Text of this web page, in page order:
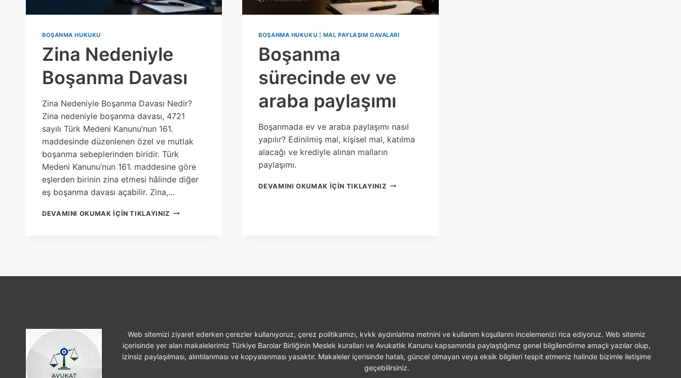
BOŞANMA HUKUKU
Zina Nedeniyle
Boşanma Davası
Zina Nedeniyle Boşanma Davası Nedir?
Zina nedeniyle boşanma davası, 4721
sayılı Türk Medeni Kanunu’nun 161.
maddesinde düzenlenen özel ve mutlak
boşanma sebeplerinden biridir. Türk
Medeni Kanunu’nun 161. maddesine göre
eşlerden birinin zina etmesi hâlinde diğer
eş boşanma davası açabilir. Zina,…
DEVAMINI OKUMAK IÇIN TIKLAYINIZ ZINA
BOŞANMA HUKUKU MAL PAYLAŞIM DAVALARI
Boşanma
sürecinde ev ve
araba paylaşımı
Boşanmada ev ve araba paylaşımı nasıl
yapılır? Edinilmiş mal, kişisel mal, katılma
alacağı ve krediyle alınan malların
paylaşımı.
DEVAMINI OKUMAK IÇIN TIKLAYINIZ BOŞANMA
Web sitemizi ziyaret ederken çerezler kullanıyoruz, çerez politikamızı, kvkk aydınlatma metnini ve kullanım koşullarını incelemenizi rica ediyoruz. Web sitemiz
içerisinde yer alan makalelerimiz Türkiye Barolar Birliğinin Meslek kuralları ve Avukatlık Kanunu kapsamında paylaştığımız genel bilgilendirme amaçlı yazılar olup,
izinsiz paylaşılması, alıntılanması ve kopyalanması yasaktır. Makaleler içerisinde hatalı, güncel olmayan veya eksik bilgileri tespit etmeniz halinde bizimle iletişime
geçebilirsiniz.